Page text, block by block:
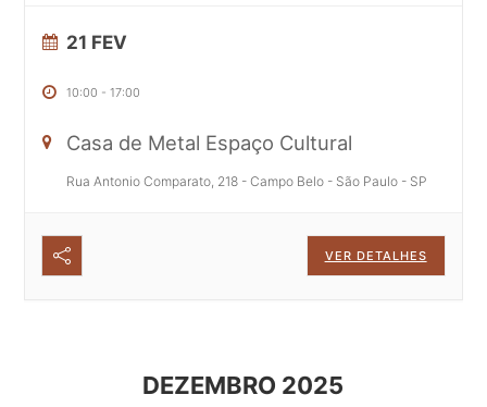
21 FEV
10:00 -17:00
Casa de Metal Espaço Cultural
Rua Antonio Comparato, 218 - Campo Belo - São Paulo - SP
VER DETALHES
DEZEMBRO 2025